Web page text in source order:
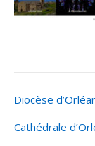
Diocèse
Cathédrale